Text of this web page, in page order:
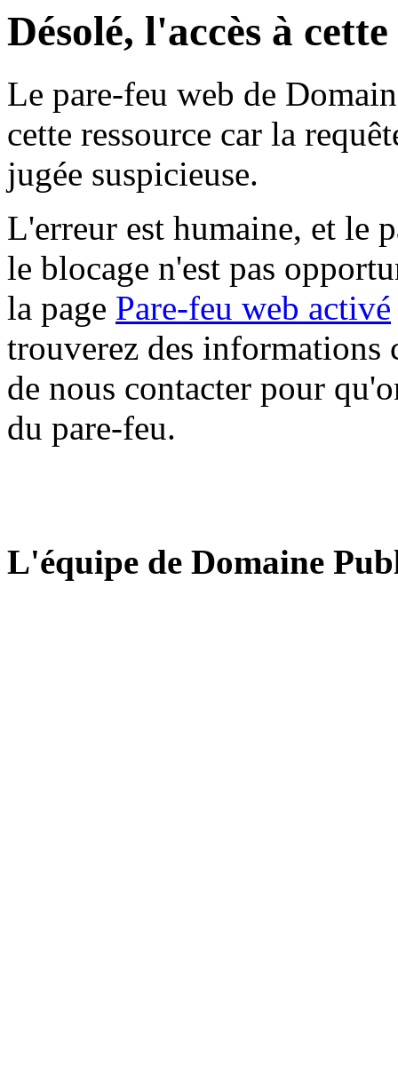
Désolé, l'accès à
Le pare-feu web de
cette ressource car la
jugée suspicieuse.
L'erreur est humaine, et le
le blocage n'est pas
la page Pare-feu web activé
trouverez des informations
de nous contacter pour
du pare-feu.
L'équipe de Domaine